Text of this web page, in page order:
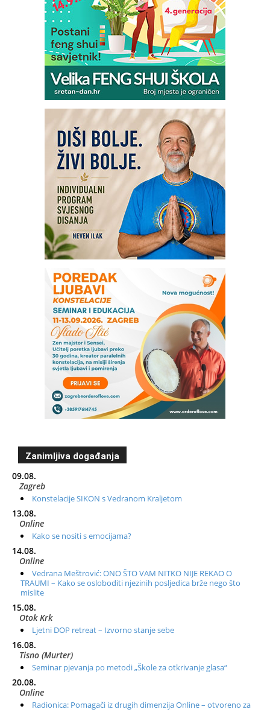
Zanimljiva događanja
09.08.
Zagreb
Konstelacije SIKON s Vedranom Kraljetom
13.08.
Online
Kako se nositi s emocijama?
14.08.
Online
Vedrana Meštrović: ONO ŠTO VAM NITKO NIJE REKAO O
TRAUMI – Kako se osloboditi njezinih posljedica brže nego što
mislite
15.08.
Otok Krk
Ljetni DOP retreat – Izvorno stanje sebe
16.08.
Tisno (Murter)
Seminar pjevanja po metodi „Škole za otkrivanje glasa“
20.08.
Online
Radionica: Pomagači iz drugih dimenzija Online – otvoreno za